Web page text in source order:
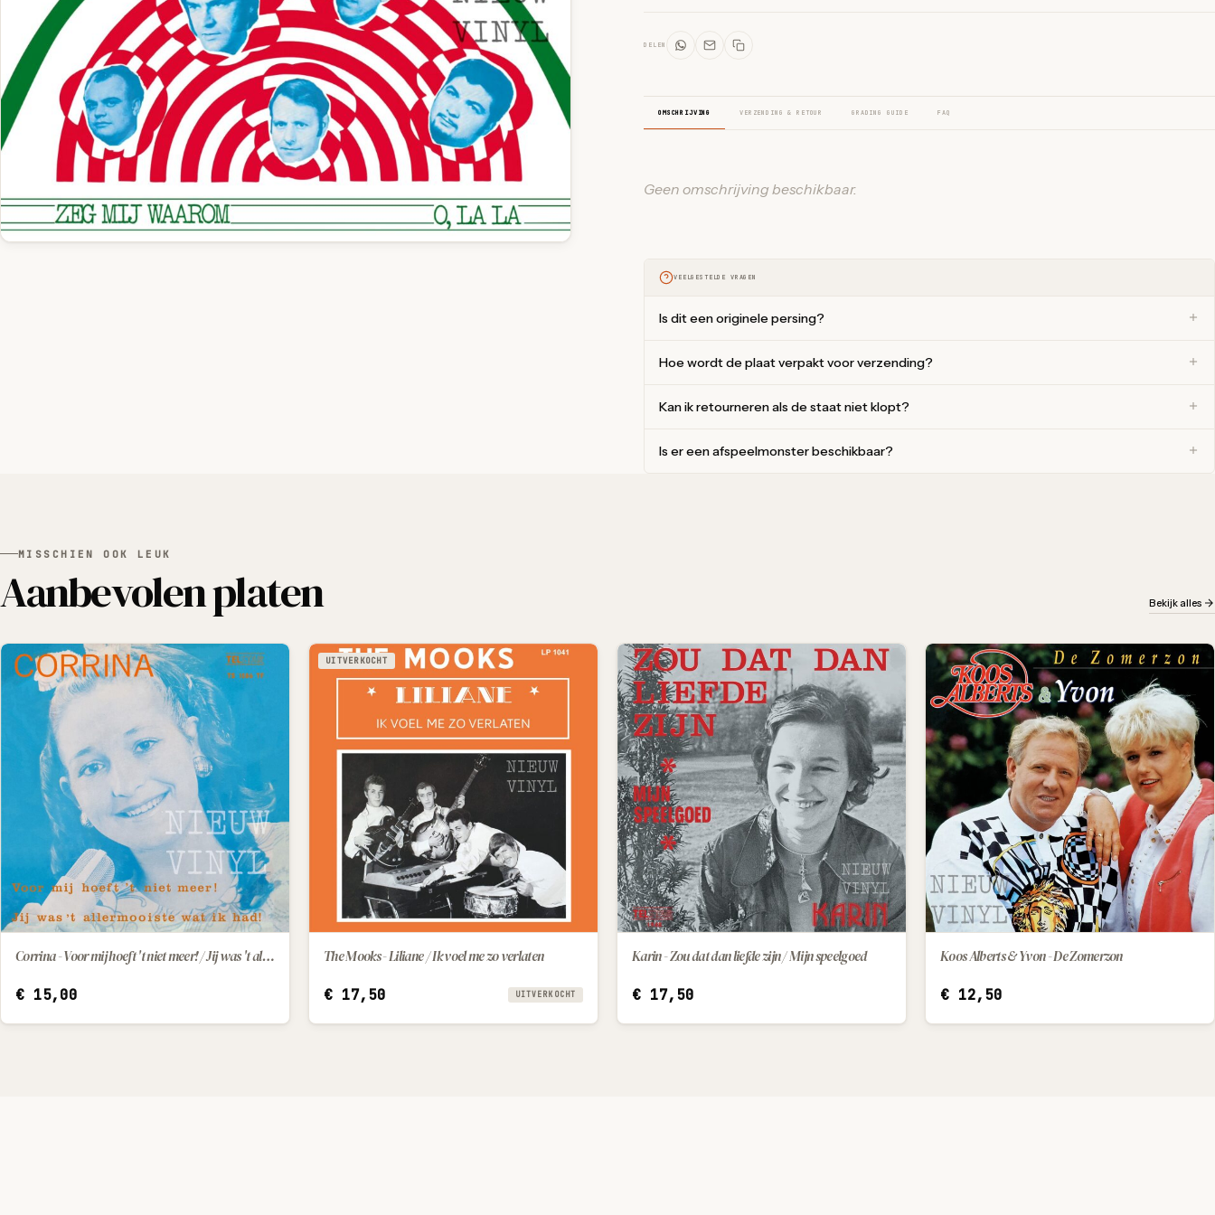
DELEN
OMSCHRIJVING VERZENDING & RETOUR GRADING GUIDE FAQ
Geen omschrijving beschikbaar.
VEELGESTELDE VRAGEN
Is dit een originele persing?
Hoe wordt de plaat verpakt voor verzending?
Kan ik retourneren als de staat niet klopt?
Is er een afspeelmonster beschikbaar?
MISSCHIEN OOK LEUK
Aanbevolen platen Bekijk alles
IN WINKELWAGEN Corrina - Voor mij hoeft 't niet meer! / Jij was 't allermooiste wat ik had!
€15,00
UITVERKOCHT
The Mooks - Liliane / Ik voel me zo verlaten
€17,50 UITVERKOCHT
IN WINKELWAGEN
Karin - Zou dat dan liefde zijn / Mijn speelgoed
€17,50
IN WINKELWAGEN
Koos Alberts & Yvon - De Zomerzon
€12,50